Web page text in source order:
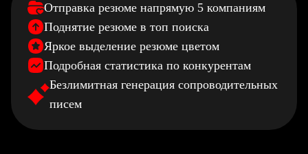
Отправка резюме напрямую 5 компаниям
Поднятие резюме в топ поиска
Яркое выделение резюме цветом
Подробная статистика по конкурентам
Безлимитная генерация сопроводительных
писем